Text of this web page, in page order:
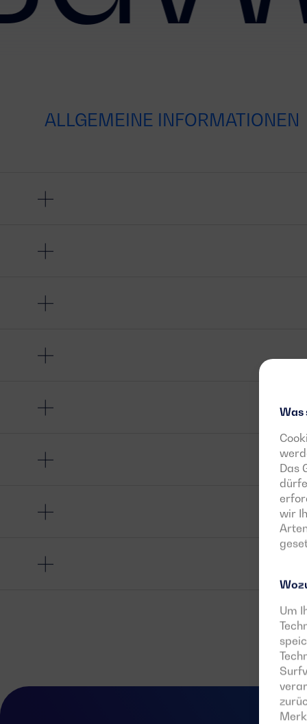
Was
Das
wir
Um
ALLGEMEINE INFORMATIONEN